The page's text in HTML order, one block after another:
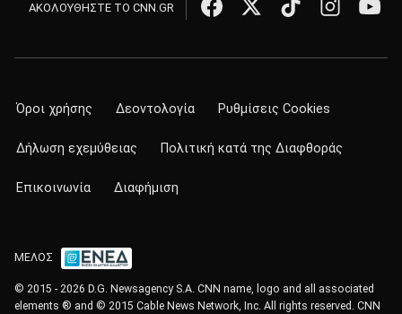
ΑΚΟΛΟΥΘΗΣΤΕ ΤΟ CNN.GR
Όροι χρήσης Δεοντολογία Ρυθμίσεις Cookies
Δήλωση εχεμύθειας Πολιτική κατά της Διαφθοράς
Επικοινωνία Διαφήμιση
ΜΕΛΟΣ
© 2015 - 2026 D.G. Newsagency S.A. CNN name, logo and all associated
elements ® and © 2015 Cable News Network, Inc. All rights reserved. CNN